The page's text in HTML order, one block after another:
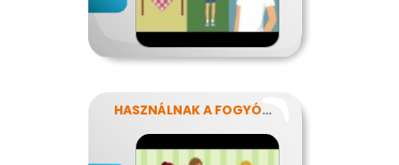
HASZNÁLNAK A FOGYÓKÚRÁK?